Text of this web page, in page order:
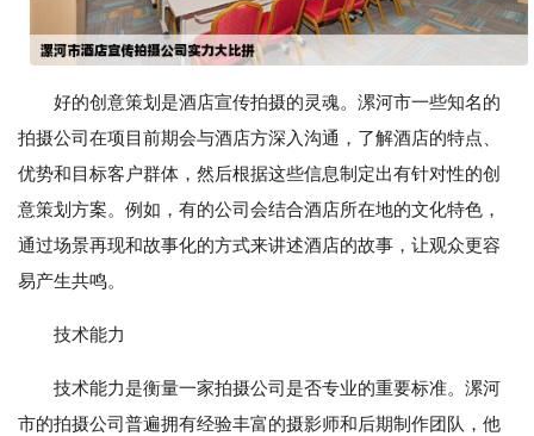
好的创意策划是酒店宣传拍摄的灵魂。漯河市一些知名的
拍摄公司在项目前期会与酒店方深入沟通，了解酒店的特点、
优势和目标客户群体，然后根据这些信息制定出有针对性的创
意策划方案。例如，有的公司会结合酒店所在地的文化特色，
通过场景再现和故事化的方式来讲述酒店的故事，让观众更容
易产生共鸣。
技术能力
技术能力是衡量一家拍摄公司是否专业的重要标准。漯河
市的拍摄公司普遍拥有经验丰富的摄影师和后期制作团队，他